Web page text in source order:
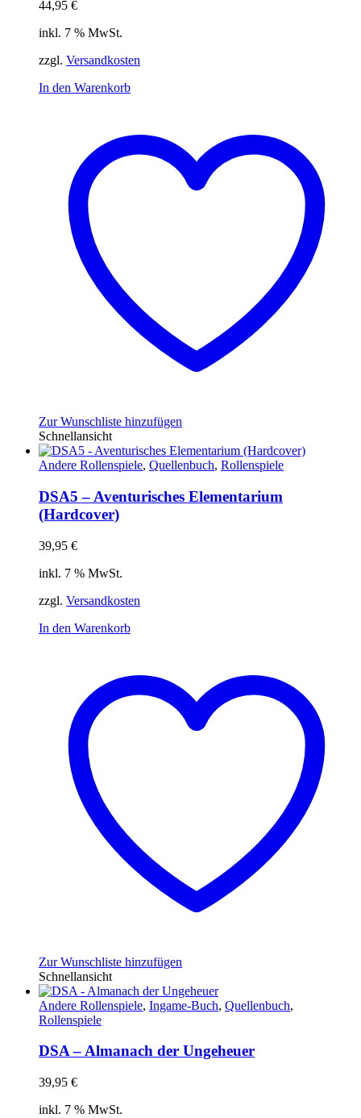
44,95 €
inkl. 7 % MwSt.
zzgl. Versandkosten
In den Warenkorb
Zur Wunschliste hinzufügen
Schnellansicht
Andere Rollenspiele, Quellenbuch, Rollenspiele
DSA5 – Aventurisches Elementarium
(Hardcover)
39,95 €
inkl. 7 % MwSt.
zzgl. Versandkosten
In den Warenkorb
Zur Wunschliste hinzufügen
Schnellansicht
Andere Rollenspiele, Ingame-Buch, Quellenbuch,
Rollenspiele
DSA – Almanach der Ungeheuer
39,95 €
inkl. 7 % MwSt.